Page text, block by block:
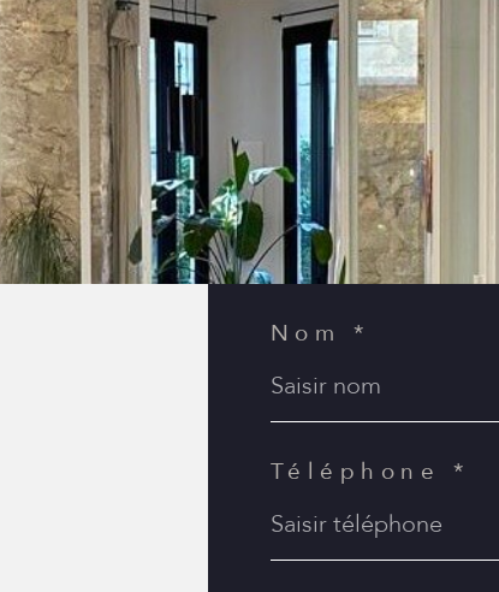
Nom *
Téléphone *